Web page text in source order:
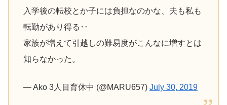
入学後の転校とか子には負担なのかな、夫も私も
転勤があり得る‥
家族が増えて引越しの難易度がこんなに増すとは
知らなかった。
— Ako 3人目育休中 (@MARU657) July 30, 2019